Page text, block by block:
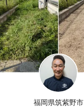
福岡県筑紫野市